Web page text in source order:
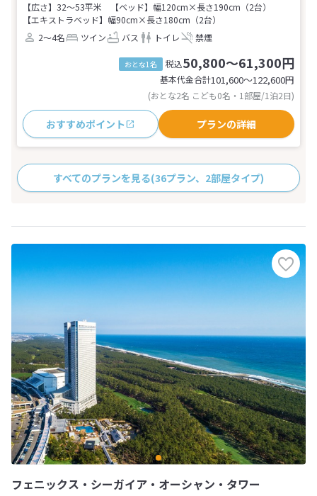
【広さ】32～53平米
【ベッド】幅120cm×長さ190cm（2台）
【エキストラベッド】幅90cm×長さ180cm（2台）
2～4名
ツイン バス トイレ 禁煙
おとな1名 税込50,800～61,300円
基本代金合計101,600〜122,600円
(おとな2名 こども0名・1部屋/1泊2日)
おすすめポイント プランの詳細
すべてのプランを見る(36プラン、2部屋タイプ)
フェニックス・シーガイア・オーシャン・タワー